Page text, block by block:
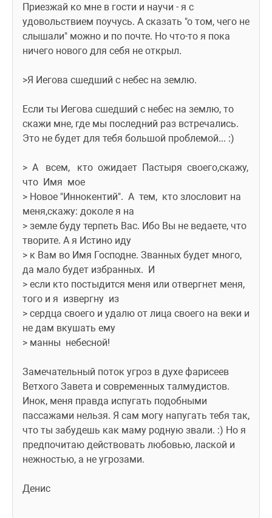
Приезжай ко мне в гости и научи - я с
удовольствием поучусь. А сказать "о том, чего не
слышали" можно и по почте. Но что-то я пока
ничего нового для себя не открыл.
>Я Иегова сшедший с небес на землю.
Если ты Иегова сшедший с небес на землю, то
скажи мне, где мы последний раз встречались.
Это не будет для тебя большой проблемой... :)
>  А   всем,   кто  ожидает  Пастыря  своего,скажу,
что  Имя  мое
> Новое "Иннокентий".  А  тем,  кто злословит на
меня,скажу: доколе я на
> земле буду терпеть Вас. Ибо Вы не ведаете, что
творите. А я Истино иду
> к Вам во Имя Господне. Званных будет много,
да мало будет избранных.  И
> если кто постыдится меня или отвергнет меня,
того и я  извергну  из
> сердца своего и удалю от лица своего на веки и
не дам вкушать ему
> манны  небесной!
Замечательный поток угроз в духе фарисеев
Ветхого Завета и современных талмудистов.
Инок, меня правда испугать подобными
пассажами нельзя. Я сам могу напугать тебя так,
что ты забудешь как маму родную звали. :) Но я
предпочитаю действовать любовью, лаской и
нежностью, а не угрозами.
Денис